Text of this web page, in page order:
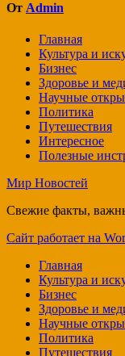
От Admin
Главная
Культура и
Бизнес
Здоровье и
Научные
Политика
Путешествия
Интересное
Полезные
Мир Новостей
Свежие факты,
Сайт работает на
Главная
Культура и
Бизнес
Здоровье и
Научные
Политика
Путешествия